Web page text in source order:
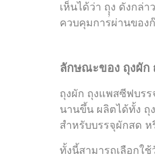
เห็นได้ว่า ถุุุง ดังกล่
ควบคุมการผ่านของ
ลักษณะของ ถุงผัก
ถุงผัก ถุงแพสซีฟบรร
นานขึ้น ผลิตได้ทั้ง ถุ
สำหรับบรรจุผักสด
ทั้งนี้สามารถเลือกใ